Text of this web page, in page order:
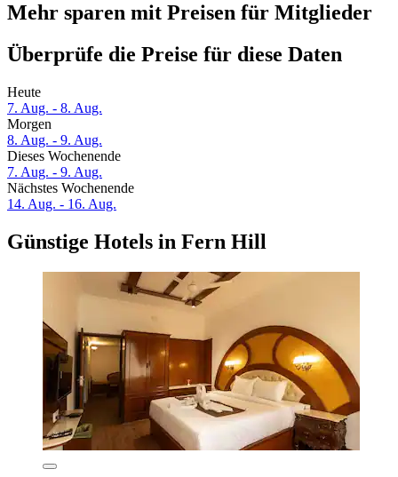
Mehr sparen mit Preisen für Mitglieder
Überprüfe die Preise für diese Daten
Heute
7. Aug. - 8. Aug.
Morgen
8. Aug. - 9. Aug.
Dieses Wochenende
7. Aug. - 9. Aug.
Nächstes Wochenende
14. Aug. - 16. Aug.
Günstige Hotels in Fern Hill